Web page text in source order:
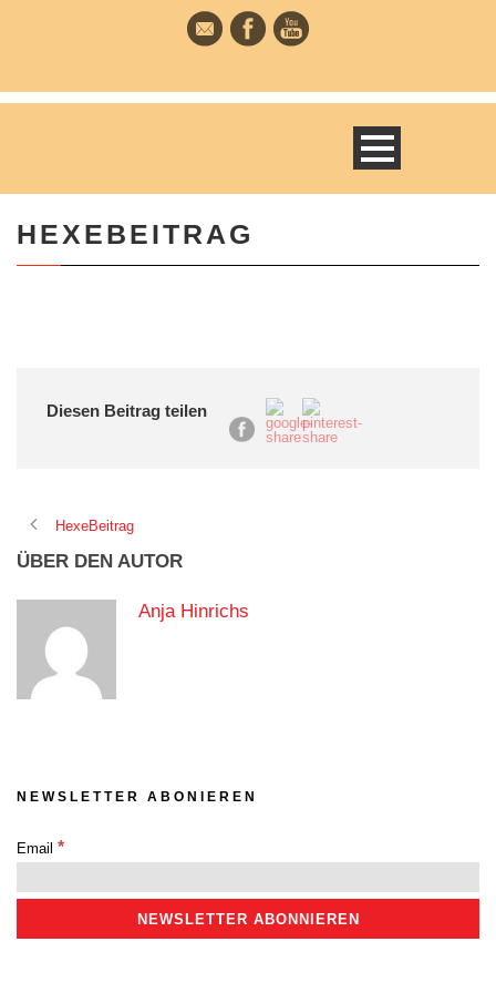
HEXEBEITRAG
Diesen Beitrag teilen
HexeBeitrag
ÜBER DEN AUTOR
Anja Hinrichs
NEWSLETTER ABONIEREN
Email *